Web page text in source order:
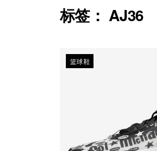
标签： AJ36
篮球鞋